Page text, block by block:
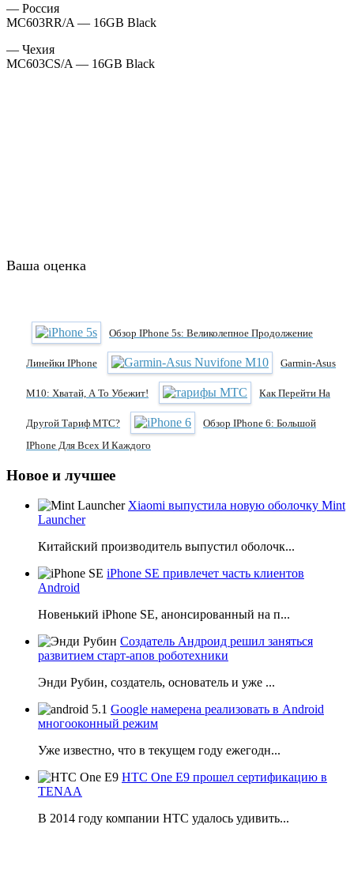
— Россия
MC603RR/A — 16GB Black
— Чехия
MC603CS/A — 16GB Black
Ваша оценка
Обзор IPhone 5s: Великолепное Продолжение
Линейки IPhone Garmin-Asus
M10: Хватай, А То Убежит! Как Перейти На
Другой Тариф МТС?
Обзор IPhone 6: Большой
IPhone Для Всех И Каждого
Новое и лучшее
Xiaomi выпустила новую оболочку Mint
Launcher
Китайский производитель выпустил оболочк...
iPhone SE привлечет часть клиентов
Android
Новенький iPhone SE, анонсированный на п...
Создатель Андроид решил заняться
развитием старт-апов роботехники
Энди Рубин, создатель, основатель и уже ...
Google намерена реализовать в Android
многооконный режим
Уже известно, что в текущем году ежегодн...
HTC One E9 прошел сертификацию в
TENAA
В 2014 году компании НТС удалось удивить...